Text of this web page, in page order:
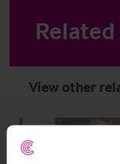
View other